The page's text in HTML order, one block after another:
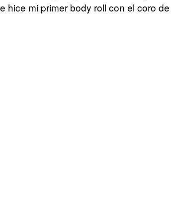
hice mi primer body roll con el coro de